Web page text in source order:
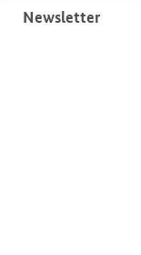
News­let­ter